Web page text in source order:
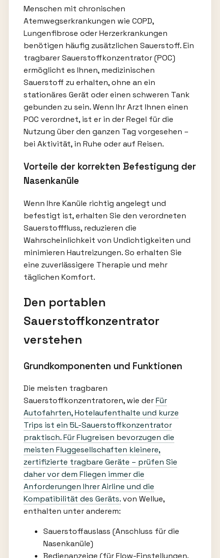
Menschen mit chronischen
Atemwegserkrankungen wie COPD,
Lungenfibrose oder Herzerkrankungen
benötigen häufig zusätzlichen Sauerstoff. Ein
tragbarer Sauerstoffkonzentrator (POC)
ermöglicht es Ihnen, medizinischen
Sauerstoff zu erhalten, ohne an ein
stationäres Gerät oder einen schweren Tank
gebunden zu sein. Wenn Ihr Arzt Ihnen einen
POC verordnet, ist er in der Regel für die
Nutzung über den ganzen Tag vorgesehen –
bei Aktivität, in Ruhe oder auf Reisen.
Vorteile der korrekten Befestigung der
Nasenkanüle
Wenn Ihre Kanüle richtig angelegt und
befestigt ist, erhalten Sie den verordneten
Sauerstofffluss, reduzieren die
Wahrscheinlichkeit von Undichtigkeiten und
minimieren Hautreizungen. So erhalten Sie
eine zuverlässigere Therapie und mehr
täglichen Komfort.
Den portablen
Sauerstoffkonzentrator
verstehen
Grundkomponenten und Funktionen
Die meisten tragbaren
Sauerstoffkonzentratoren, wie derFür
Autofahrten, Hotelaufenthalte und kurze
Trips ist ein 5L-Sauerstoffkonzentrator
praktisch. Für Flugreisen bevorzugen die
meisten Fluggesellschaften kleinere,
zertifizierte tragbare Geräte – prüfen Sie
daher vor dem Fliegen immer die
Anforderungen Ihrer Airline und die
Kompatibilität des Geräts.von Wellue,
enthalten unter anderem:
Sauerstoffauslass (Anschluss für die
Nasenkanüle)